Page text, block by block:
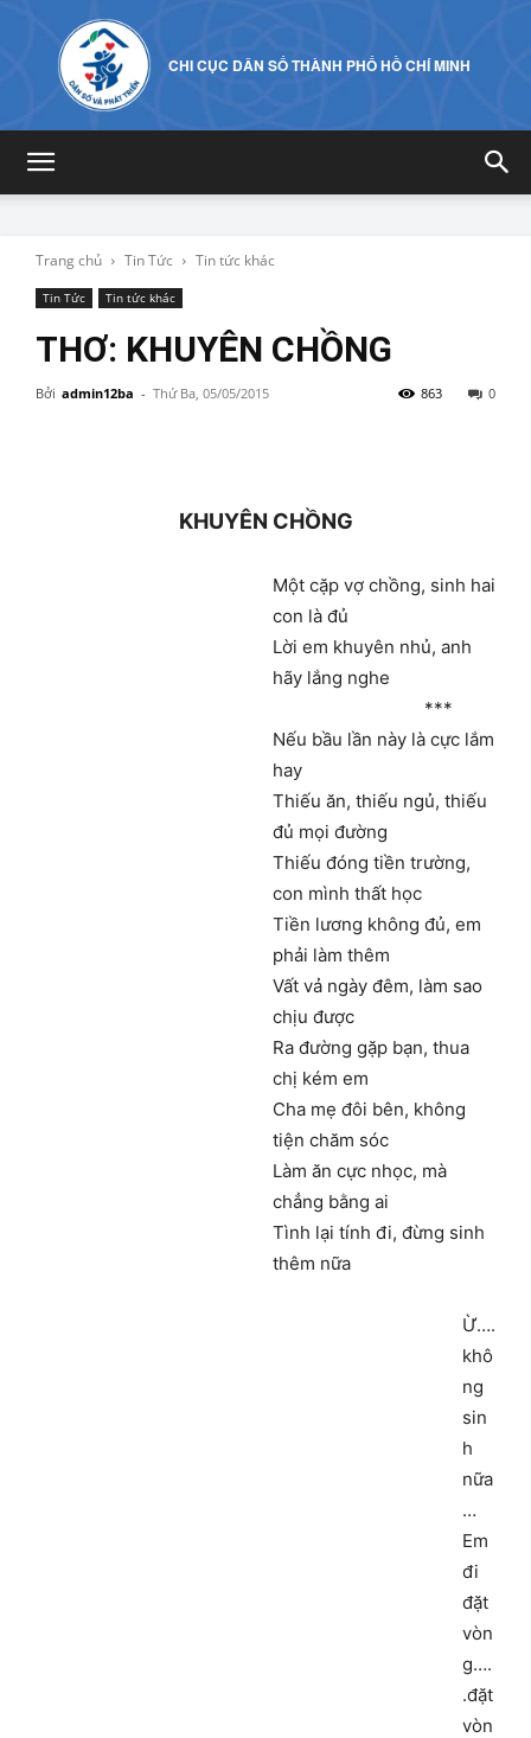
CHI CỤC DÂN SỐ THÀNH PHỐ HỒ CHÍ MINH
Trang chủ Tin Tức Tin tức khác
Tin Tức Tin tức khác
THƠ: KHUYÊN CHỒNG
Bởi admin12ba - Thứ Ba, 05/05/2015 0
863
KHUYÊN CHỒNG
Một cặp vợ chồng, sinh hai
con là đủ
Lời em khuyên nhủ, anh
hãy lắng nghe
***
Nếu bầu lần này là cực lắm
hay
Thiếu ăn, thiếu ngủ, thiếu
đủ mọi đường
Thiếu đóng tiền trường,
con mình thất học
Tiền lương không đủ, em
phải làm thêm
Vất vả ngày đêm, làm sao
chịu được
Ra đường gặp bạn, thua
chị kém em
Cha mẹ đôi bên, không
tiện chăm sóc
Làm ăn cực nhọc, mà
chẳng bằng ai
Tình lại tính đi, đừng sinh
thêm nữa
Ừ….
khô
ng
sin
h
nữa
…
Em
đi
đặt
vòn
g….
.đặt
vòn